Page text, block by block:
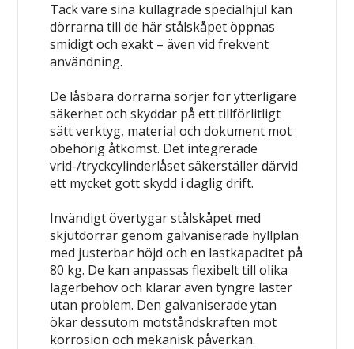
Tack vare sina kullagrade specialhjul kan
dörrarna till de här stålskåpet öppnas
smidigt och exakt – även vid frekvent
användning.
De låsbara dörrarna sörjer för ytterligare
säkerhet och skyddar på ett tillförlitligt
sätt verktyg, material och dokument mot
obehörig åtkomst. Det integrerade
vrid-/tryckcylinderlåset säkerställer därvid
ett mycket gott skydd i daglig drift.
Invändigt övertygar stålskåpet med
skjutdörrar genom galvaniserade hyllplan
med justerbar höjd och en lastkapacitet på
80 kg. De kan anpassas flexibelt till olika
lagerbehov och klarar även tyngre laster
utan problem. Den galvaniserade ytan
ökar dessutom motståndskraften mot
korrosion och mekanisk påverkan.